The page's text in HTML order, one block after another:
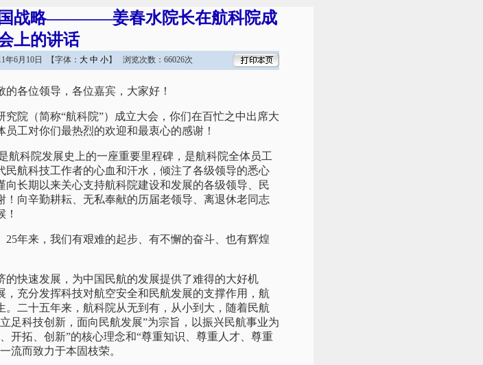
国战略————姜春水院长在航科院成
上的讲话
年6月10日 【字体： 大 中 小】 浏览次数：66026次
各位领导，各位嘉宾，大家好！
（简称“航科院”）成立大会，你们在百忙之中出席大
工对你们最热烈的欢迎和最衷心的感谢！
科院发展史上的一座重要里程碑，是航科院全体员工
航科技工作者的心血和汗水，倾注了各级领导的悉心
长期以来关心支持航科院建设和发展的各级领导、民
向辛勤耕耘、无私奉献的历届老领导、离退休老同志
年来，我们有艰难的起步、有不懈的奋斗、也有辉煌
快速发展，为中国民航的发展提供了难得的大好机
充分发挥科技对航空安全和民航发展的支撑作用，航
二十五年来，航科院从无到有，从小到大，随着民航
足科技创新，面向民航发展”为宗旨，以振兴民航事业为
开拓、创新”的核心理念和“尊重知识、尊重人才、尊重
流而致力于本固枝荣。